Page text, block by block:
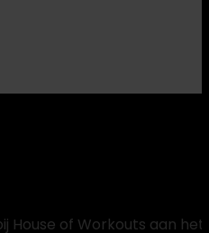
House of Workouts aan het